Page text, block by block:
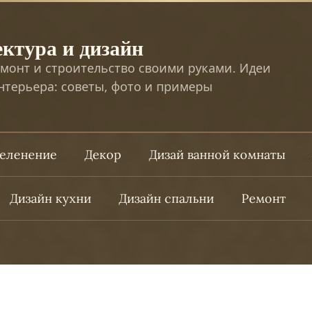
и дизайн
и строительство своими руками. Идеи
советы, фото и примеры
Декор Дизай ванной комнаты
Дизайн кухни Дизайн спальни Ремонт